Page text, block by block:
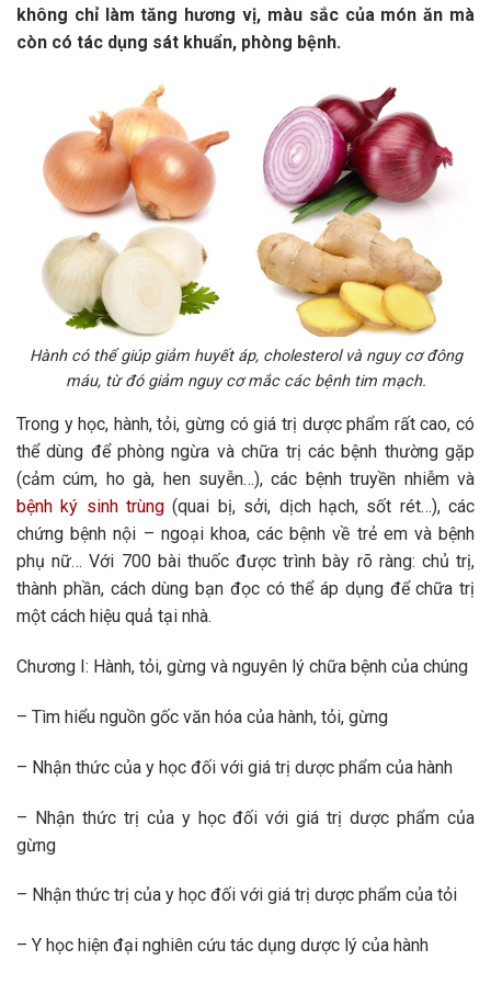
không chỉ làm tăng hương vị, màu sắc của món ăn mà
còn có tác dụng sát khuẩn, phòng bệnh.
Hành có thể giúp giảm huyết áp, cholesterol và nguy cơ đông
máu, từ đó giảm nguy cơ mắc các bệnh tim mạch.
Trong y học, hành, tỏi, gừng có giá trị dược phẩm rất cao, có
thể dùng để phòng ngừa và chữa trị các bệnh thường gặp
(cảm cúm, ho gà, hen suyễn…), các bệnh truyền nhiễm và
bệnh ký sinh trùng (quai bị, sởi, dịch hạch, sốt rét…), các
chứng bệnh nội – ngoại khoa, các bệnh về trẻ em và bệnh
phụ nữ… Với 700 bài thuốc được trình bày rõ ràng: chủ trị,
thành phần, cách dùng bạn đọc có thể áp dụng để chữa trị
một cách hiệu quả tại nhà.
Chương I: Hành, tỏi, gừng và nguyên lý chữa bệnh của chúng
– Tìm hiểu nguồn gốc văn hóa của hành, tỏi, gừng
– Nhận thức của y học đối với giá trị dược phẩm của hành
– Nhận thức trị của y học đối với giá trị dược phẩm của
gừng
– Nhận thức trị của y học đối với giá trị dược phẩm của tỏi
– Y học hiện đại nghiên cứu tác dụng dược lý của hành